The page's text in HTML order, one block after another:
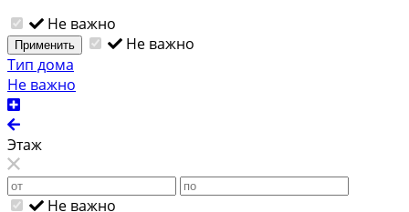
Не важно
Применить
Не важно
Тип дома
Не важно
Этаж
Не важно